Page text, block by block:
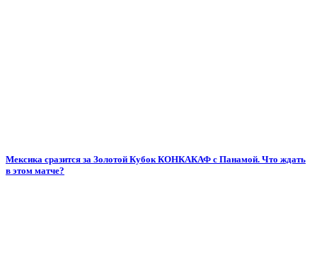
Мексика сразится за Золотой Кубок КОНКАКАФ с Панамой. Что ждать
в этом матче?